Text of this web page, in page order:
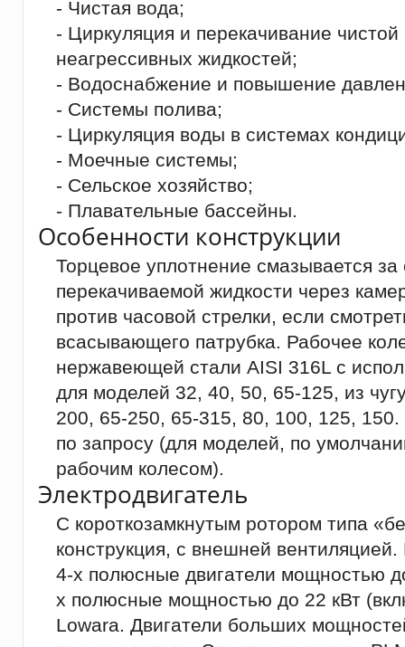
- Чистая вода;
- Циркуляция и перекачивание
неагрессивных жидкостей;
- Водоснабжение и повышение
- Системы полива;
- Циркуляция воды в системах
- Моечные системы;
- Сельское хозяйство;
- Плавательные бассейны.
Особенности конструкции
Торцевое уплотнение смазывается за
перекачиваемой жидкости через
против часовой стрелки, если
всасывающего патрубка. Рабочее
нержавеющей стали AISI 316L с
для моделей 32, 40, 50, 65-125, из
200, 65-250, 65-315, 80, 100, 125,
по запросу (для моделей, по
рабочим колесом).
Электродвигатель
С короткозамкнутым ротором типа
конструкция, с внешней
4-х полюсные двигатели мощностью
х полюсные мощностью до 22 кВт
Lowara. Двигатели больших